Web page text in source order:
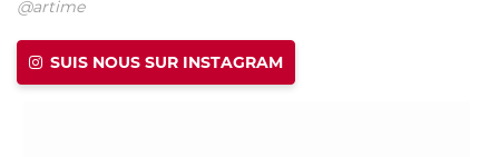
@artime
SUIS NOUS SUR INSTAGRAM